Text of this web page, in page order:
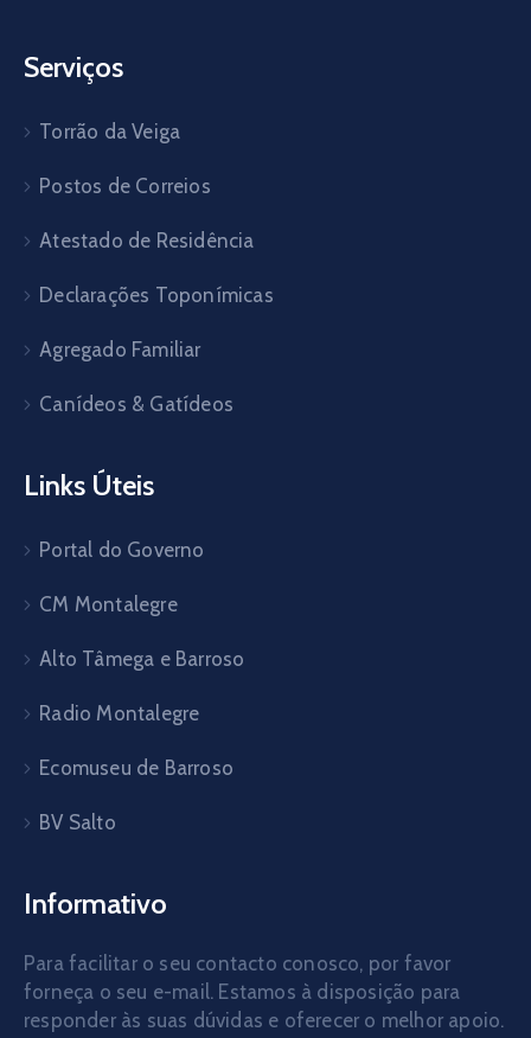
Serviços
Torrão da Veiga
Postos de Correios
Atestado de Residência
Declarações Toponímicas
Agregado Familiar
Canídeos & Gatídeos
Links Úteis
Portal do Governo
CM Montalegre
Alto Tâmega e Barroso
Radio Montalegre
Ecomuseu de Barroso
BV Salto
Informativo
Para facilitar o seu contacto conosco, por favor
forneça o seu e-mail. Estamos à disposição para
responder às suas dúvidas e oferecer o melhor apoio.